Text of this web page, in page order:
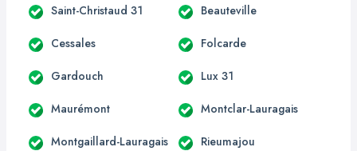
Saint-Christaud 31 Beauteville
Cessales Folcarde
Gardouch Lux 31
Maurémont Montclar-Lauragais
Montgaillard-Lauragais Rieumajou